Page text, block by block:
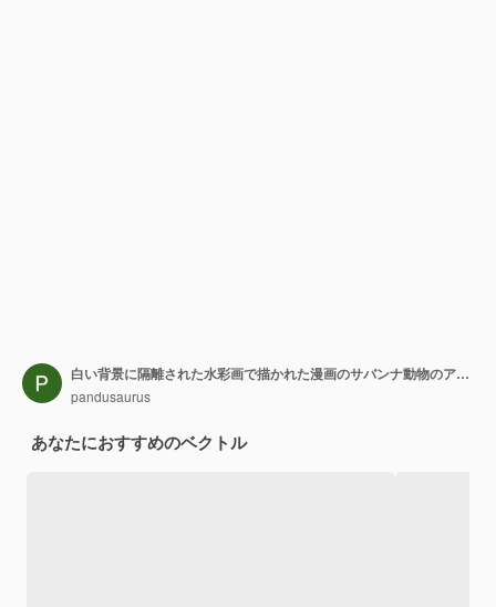
白い背景に隔離された水彩画で描かれた漫画のサバンナ動物のアニメーションのベクトルイラストのセット
pandusaurus
あなたにおすすめのベクトル